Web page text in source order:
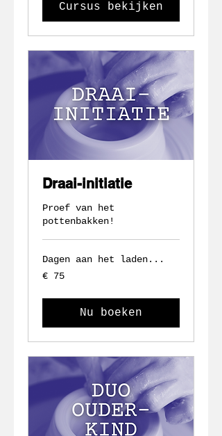
Cursus bekijken
Draai-initiatie
Proef van het
pottenbakken!
Dagen aan het laden...
75
euro
€ 75
Nu boeken